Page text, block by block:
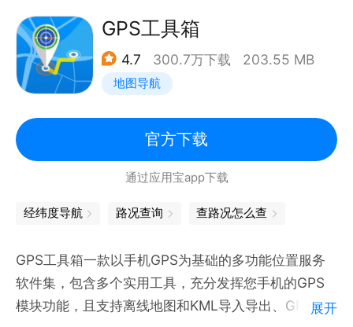
准。
使用测距仪-AI钢筋计数功能通过拍照识别钢筋的数
目。
使用测距仪-AI竹签计数功能通过拍照识别竹签的数
使用测距仪-量角器功能精准可视化测量角度
使用测距仪-水平仪可当随身携带的水平尺来使用
使用测距仪-直尺测量功能将手机作为直尺使用
★ 快速估算物体距离和高度
★ AR测距：量身高 &amp; 精准测量任意水平垂直方
向长度
GPS工具箱
4.7 300.7万下载 203.55 MB
地图导航
官方下载
通过应用宝app下载
经纬度导航 路况查询 查路况怎么查
GPS工具箱一款以手机GPS为基础的多功能位置服务
软件集，包含多个实用工具，充分发挥您手机的GPS
模块功能，且支持离线地图和KML导入导出、GPX文展开